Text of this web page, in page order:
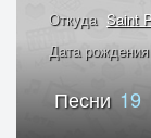
Откуда Saint
Дата рождения
Песни 19